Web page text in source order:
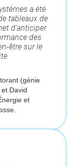
a été
tableaux de
d’anticiper
des
être sur le
(génie
David
et